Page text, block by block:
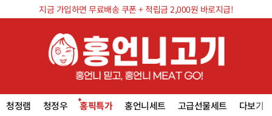
지금 가입하면 무료배송 쿠폰 + 적립금 2,000원 바로지급!
청정램 청정우 홍픽특가 홍언니세트 고급선물세트 다보기